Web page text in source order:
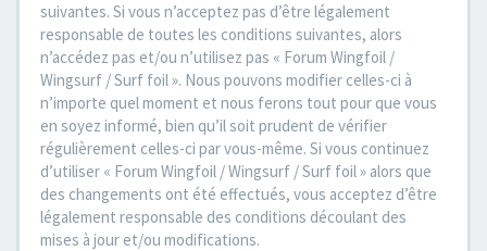
suivantes. Si vous n’acceptez pas d’être légalement
responsable de toutes les conditions suivantes, alors
n’accédez pas et/ou n’utilisez pas « Forum Wingfoil /
Wingsurf / Surf foil ». Nous pouvons modifier celles-ci à
n’importe quel moment et nous ferons tout pour que vous
en soyez informé, bien qu’il soit prudent de vérifier
régulièrement celles-ci par vous-même. Si vous continuez
d’utiliser « Forum Wingfoil / Wingsurf / Surf foil » alors que
des changements ont été effectués, vous acceptez d’être
légalement responsable des conditions découlant des
mises à jour et/ou modifications.